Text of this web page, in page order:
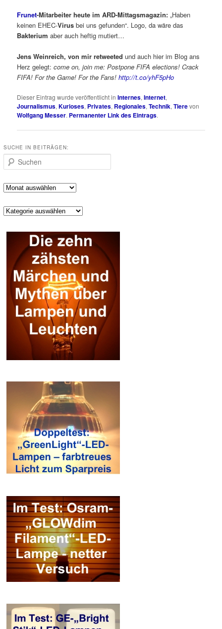
Frunet-Mitarbeiter heute im ARD-Mittagsmagazin: „Haben
keinen EHEC-Virus bei uns gefunden“. Logo, da wäre das
Bakterium aber auch heftig mutiert…
Jens Weinreich, von mir retweeted und auch hier im Blog ans
Herz gelegt:come on, join me: Postpone FIFA elections! Crack
FIFA! For the Game! For the Fans!http://t.co/yhF5pHo
Dieser Eintrag wurde veröffentlicht inInternes,Internet,
Journalismus,Kurioses, Privates, Regionales,Technik,Tierevon
Wolfgang Messer. Permanenter Link des Eintrags.
SUCHE IN BEITRÄGEN:
Suchen